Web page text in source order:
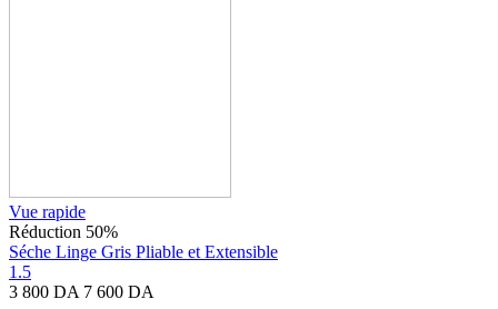
Vue rapide
Réduction 50%
Séche Linge Gris Pliable et Extensible
1.5
3 800 DA 7 600 DA